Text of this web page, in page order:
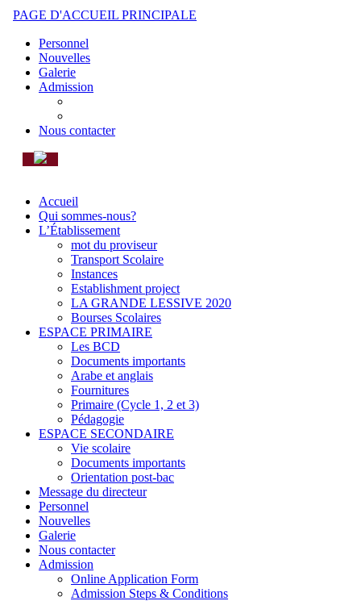
PAGE D'ACCUEIL PRINCIPALE
Personnel
Nouvelles
Galerie
Admission
Nous contacter
Accueil
Qui sommes-nous?
L’Établissement
mot du proviseur
Transport Scolaire
Instances
Establishment project
LA GRANDE LESSIVE 2020
Bourses Scolaires
ESPACE PRIMAIRE
Les BCD
Documents importants
Arabe et anglais
Fournitures
Primaire (Cycle 1, 2 et 3)
Pédagogie
ESPACE SECONDAIRE
Vie scolaire
Documents importants
Orientation post-bac
Message du directeur
Personnel
Nouvelles
Galerie
Nous contacter
Admission
Online Application Form
Admission Steps & Conditions